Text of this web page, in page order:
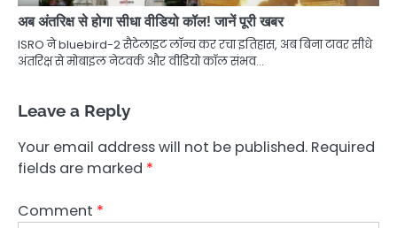
अब अंतरिक्ष से होगा सीधा वीडियो कॉल! जानें पूरी खबर
ISRO ने bluebird-2 सैटेलाइट लॉन्च कर रचा इतिहास, अब बिना टावर सीधे
अंतरिक्ष से मोबाइल नेटवर्क और वीडियो कॉल संभव…
Leave a Reply
Your email address will not be published. Required
fields are marked *
Comment *